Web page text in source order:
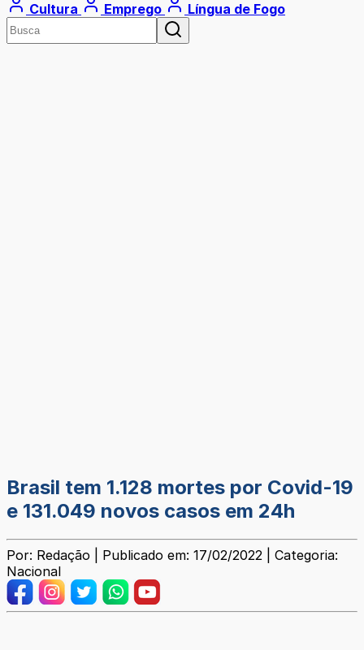
Cultura
Emprego Língua de Fogo
Brasil tem 1.128 mortes por Covid-19
e 131.049 novos casos em 24h
Por: Redação | Publicado em: 17/02/2022 | Categoria:
Nacional